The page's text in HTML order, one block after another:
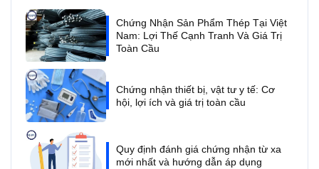
Chứng Nhận Sản Phẩm Thép Tại Việt
Nam: Lợi Thế Cạnh Tranh Và Giá Trị
Toàn Cầu
Chứng nhận thiết bị, vật tư y tế: Cơ
hội, lợi ích và giá trị toàn cầu
Quy định đánh giá chứng nhận từ xa
mới nhất và hướng dẫn áp dụng